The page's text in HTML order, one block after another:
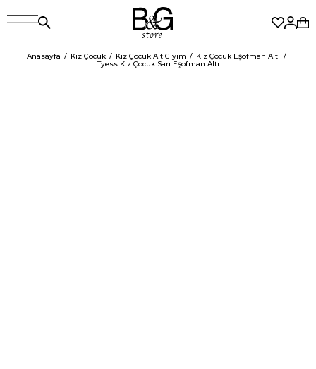
Anasayfa Kız Çocuk Kız Çocuk Alt Giyim
Kız Çocuk Eşofman Altı
Tyess Kız Çocuk Sarı Eşofman Altı